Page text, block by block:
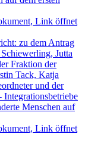
Link öffnet
zu dem Antrag
Jutta
Fraktion der
Tack, Katja
und der
Menschen auf
Link öffnet